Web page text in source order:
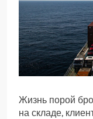
Жизнь порой
на складе,